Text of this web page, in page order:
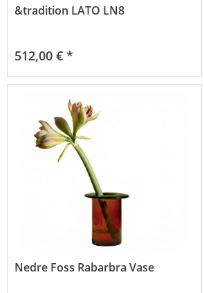
&tradition LATO LN8
512,00 € *
Nedre Foss Rabarbra Vase